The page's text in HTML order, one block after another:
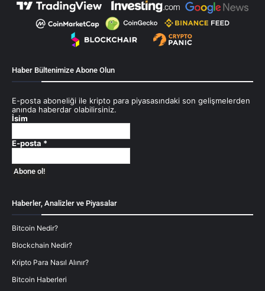
Haber Bültenimize Abone Olun
E-posta aboneliği ile kripto para piyasasındaki son gelişmelerden
anında haberdar olabilirsiniz.
İsim
E-posta *
Haberler, Analizler ve Piyasalar
Bitcoin Nedir?
Blockchain Nedir?
Kripto Para Nasıl Alınır?
Bitcoin Haberleri